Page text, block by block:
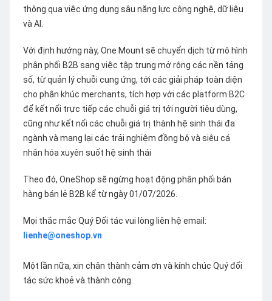
thông qua việc ứng dụng sâu năng lực công nghệ, dữ liệu
và AI.
Với định hướng này, One Mount sẽ chuyển dịch từ mô hình
phân phối B2B sang việc tập trung mở rộng các nền tảng
số, từ quản lý chuỗi cung ứng, tới các giải pháp toàn diện
cho phân khúc merchants, tích hợp với các platform B2C
để kết nối trực tiếp các chuỗi giá trị tới người tiêu dùng,
cũng như kết nối các chuỗi giá trị thành hệ sinh thái đa
ngành và mang lại các trải nghiệm đồng bộ và siêu cá
nhân hóa xuyên suốt hệ sinh thái
Theo đó, OneShop sẽ ngừng hoạt động phân phối bán
hàng bán lẻ B2B kể từ ngày 01/07/2026.
Mọi thắc mắc Quý Đối tác vui lòng liên hệ email:
lienhe@oneshop.vn
Một lần nữa, xin chân thành cảm ơn và kính chúc Quý đối
tác sức khoẻ và thành công.